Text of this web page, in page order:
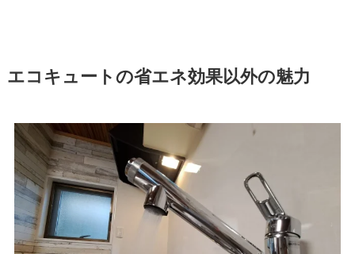
エコキュートの省エネ効果以外の魅力